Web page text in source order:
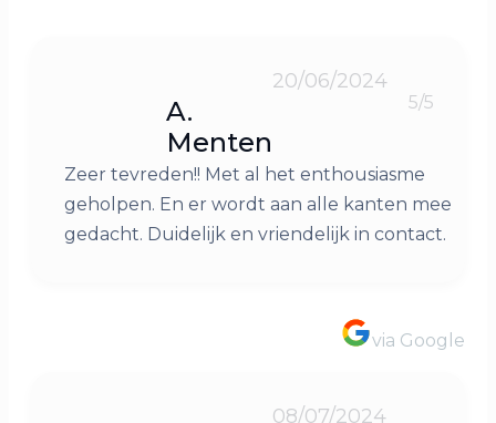
A.
Menten
20/06/2024
5/5
Zeer tevreden!! Met al het enthousiasme
geholpen. En er wordt aan alle kanten mee
gedacht. Duidelijk en vriendelijk in contact.
via Google
08/07/2024